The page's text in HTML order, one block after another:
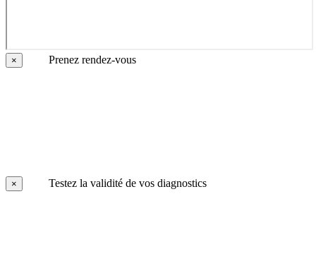
× Prenez rendez-vous
× Testez la validité de vos diagnostics